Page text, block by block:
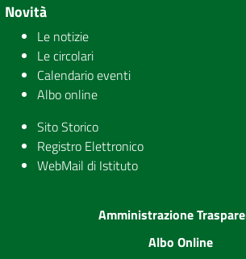
Novità
Le notizie
Le circolari
Calendario eventi
Albo online
Sito Storico
Registro Elettronico
WebMail di Istituto
Amministrazione
Albo Online